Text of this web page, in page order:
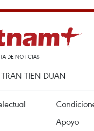
DE NOTICIAS
TIEN DUAN
Apoyo